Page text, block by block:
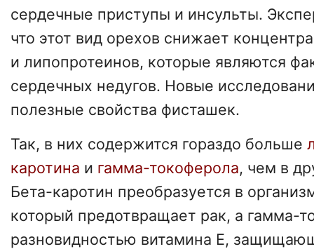
сердечные приступы и инсульты.
что этот вид орехов снижает
и липопротеинов, которые являются
сердечных недугов. Новые
полезные свойства фисташек.
Так, в них содержится гораздо больше
каротина и гамма-токоферола, чем в
Бета-каротин преобразуется в
который предотвращает рак, а гамма-
разновидностью витамина Е,